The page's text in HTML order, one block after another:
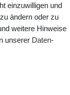
vorbehalten.
einzuwilligen und
ändern oder zu
weitere Hinweise
unserer Daten­